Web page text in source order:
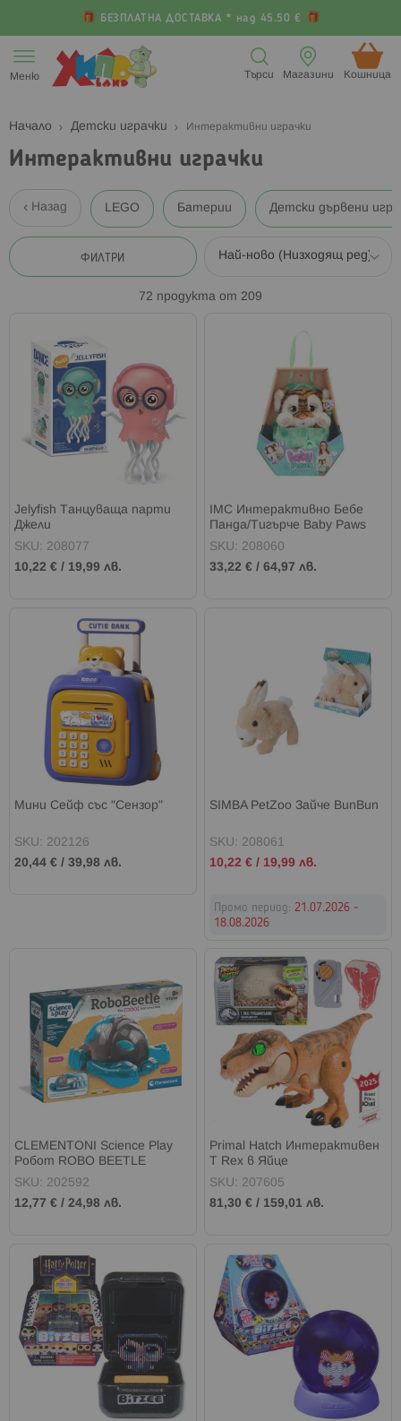
БЕЗПЛАТНА ДОСТАВКА * над 45.50 €
към
съдържанието
Меню Кошница (
Магазини
Търси
Начало Детски играчки Интерактивни играчки
Интерактивни играчки
Назад LEGO Батерии Детски дървени
ФИЛТРИ
72 продукта от 209
Jelyfish Танцуващa парти
Джели
SKU: 208077
10,22 € / 19,99 лв.
IMC Интерактивно Бебе
Панда/Тигърче Baby Paws
SKU: 208060
33,22 € /64,97 лв.
Мини Сейф със "Сензор"
SKU: 202126
20,44 € / 39,98 лв.
SIMBA PetZoo Зайче BunBun
SKU: 208061
Промо
цена
10,22 € / 19,99 лв.
Промо период:21.07.2026 -
18.08.2026
CLEMENTONI Science Play
Робот ROBO BEETLE
SKU: 202592
12,77 € / 24,98 лв.
Primal Hatch Интерактивен
T Rex в Яйце
SKU: 207605
81,30 € / 159,01 лв.